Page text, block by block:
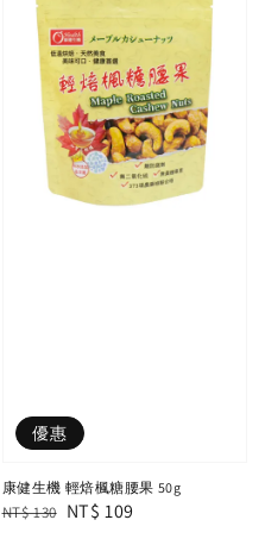
優惠
康健生機 輕焙楓糖腰果 50g
Regular
NT$ 130 Sale
NT$ 109